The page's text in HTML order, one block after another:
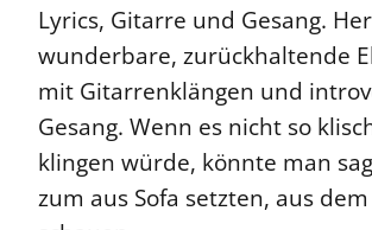
Lyrics, Gitarre und Gesang.
wunderbare, zurückhaltende
mit Gitarrenklängen und
Gesang. Wenn es nicht so
klingen würde, könnte man
zum aus Sofa setzten, aus